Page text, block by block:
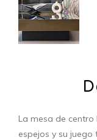
La mesa de
espejos y su